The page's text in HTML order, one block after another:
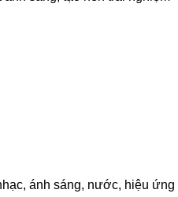
ánh sáng, nước, hiệu ứng